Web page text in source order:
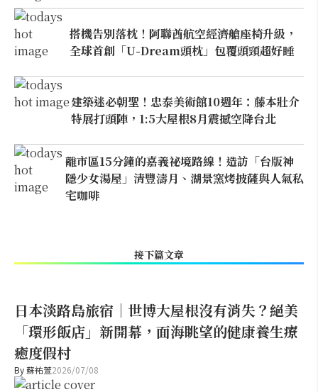
搭機告別落枕！阿聯酋航空經濟艙座椅升級，
全球首創「U-Dream頭枕」包覆頭頸超好睡
建築迷必朝聖！忠泰美術館10週年：藤本壯介
特展打頭陣，1:5大屋根8月震撼空降台北
離市區15分鐘的嘉義祕境路線！造訪「台版神
隱少女湯屋」清豐濤月、湖景窯烤披薩與人氣私
宅咖啡
接下篇文章
日本淡路島旅宿｜世博大屋根沒有消失？絕美
「環形飯店」新開幕，面海眺望的健康養生療
癒度假村
By蘇祐萱2026/07/08